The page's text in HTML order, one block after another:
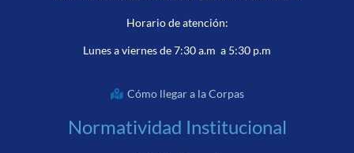
Horario de atención:
Lunes a viernes de 7:30 a.m a 5:30 p.m
Cómo llegar a la Corpas
Normatividad Institucional